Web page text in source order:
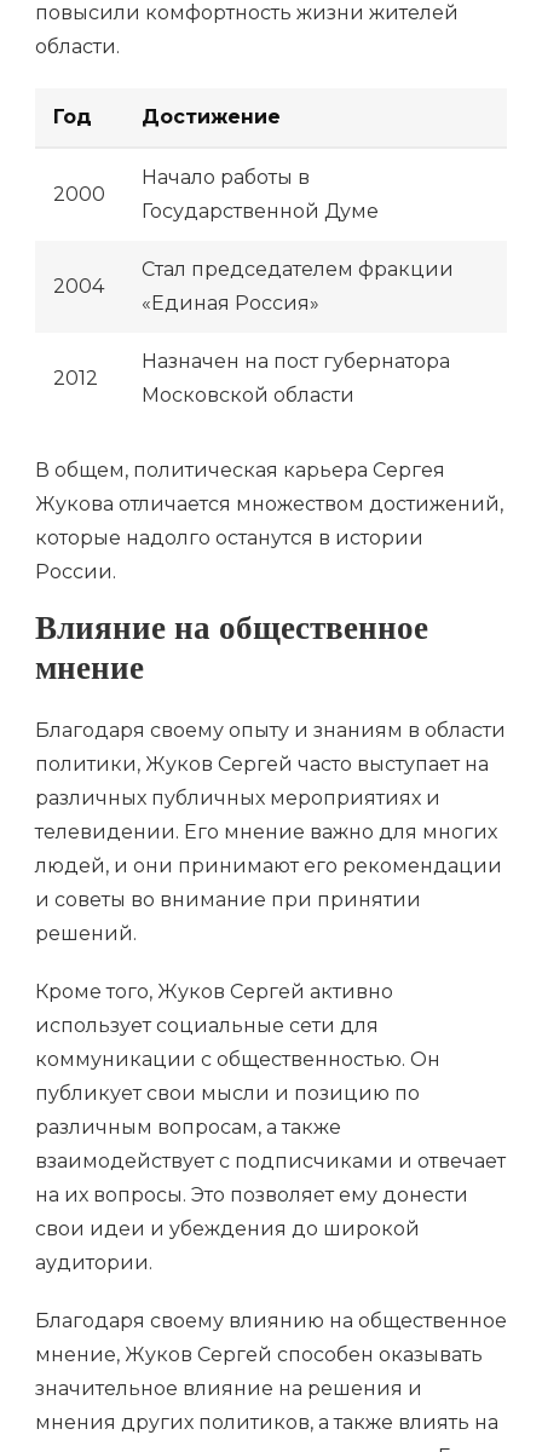
повысили комфортность жизни жителей
области.
Год Достижение
2000
Начало работы в
Государственной Думе
2004
Стал председателем фракции
«Единая Россия»
2012
Назначен на пост губернатора
Московской области
В общем, политическая карьера Сергея
Жукова отличается множеством достижений,
которые надолго останутся в истории
России.
Влияние на общественное
мнение
Благодаря своему опыту и знаниям в области
политики, Жуков Сергей часто выступает на
различных публичных мероприятиях и
телевидении. Его мнение важно для многих
людей, и они принимают его рекомендации
и советы во внимание при принятии
решений.
Кроме того, Жуков Сергей активно
использует социальные сети для
коммуникации с общественностью. Он
публикует свои мысли и позицию по
различным вопросам, а также
взаимодействует с подписчиками и отвечает
на их вопросы. Это позволяет ему донести
свои идеи и убеждения до широкой
аудитории.
Благодаря своему влиянию на общественное
мнение, Жуков Сергей способен оказывать
значительное влияние на решения и
мнения других политиков, а также влиять на